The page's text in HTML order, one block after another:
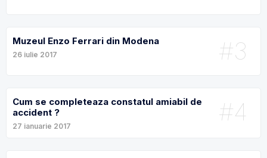
#3
Muzeul Enzo Ferrari din Modena
26 iulie 2017
#4
Cum se completeaza constatul amiabil de
accident ?
27 ianuarie 2017